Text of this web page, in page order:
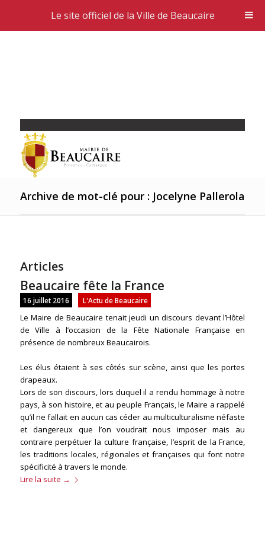
Archive de mot-clé pour : Jocelyne Pallerola
Articles
Beaucaire fête la France
16 juillet 2016 L'Actu de Beaucaire
Le Maire de Beaucaire tenait jeudi un discours devant l’Hôtel
de Ville à l’occasion de la Fête Nationale Française en
présence de nombreux Beaucairois.
Les élus étaient à ses côtés sur scène, ainsi que les portes
drapeaux.
Lors de son discours, lors duquel il a rendu hommage à notre
pays, à son histoire, et au peuple Français, le Maire a rappelé
qu’il ne fallait en aucun cas céder au multiculturalisme néfaste
et dangereux que l’on voudrait nous imposer mais au
contraire perpétuer la culture française, l’esprit de la France,
les traditions locales, régionales et françaises qui font notre
spécificité à travers le monde.
Lire la suite →
Le site officiel de la Ville de Beaucaire